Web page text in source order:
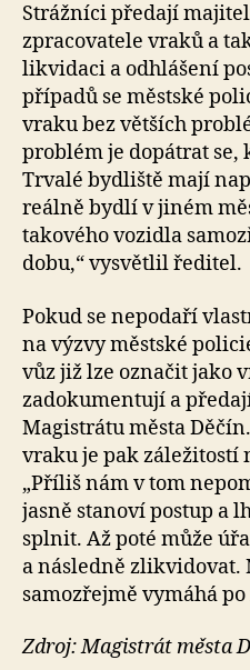
Strážníci předají
zpracovatele vraků a
likvidaci a odhlášení
případů se městské
vraku bez větších
problém je dopátrat
Trvalé bydliště mají
reálně bydlí v jiném
takového vozidla
dobu,“ vysvětlil ředitel.
Pokud se nepodaří
na výzvy městské
vůz již lze označit jako
zadokumentují a
Magistrátu města
vraku je pak záležitostí
„Příliš nám v tom
jasně stanoví postup a
splnit. Až poté může
a následně zlikvidovat.
samozřejmě vymáhá
Zdroj: Magistrát města